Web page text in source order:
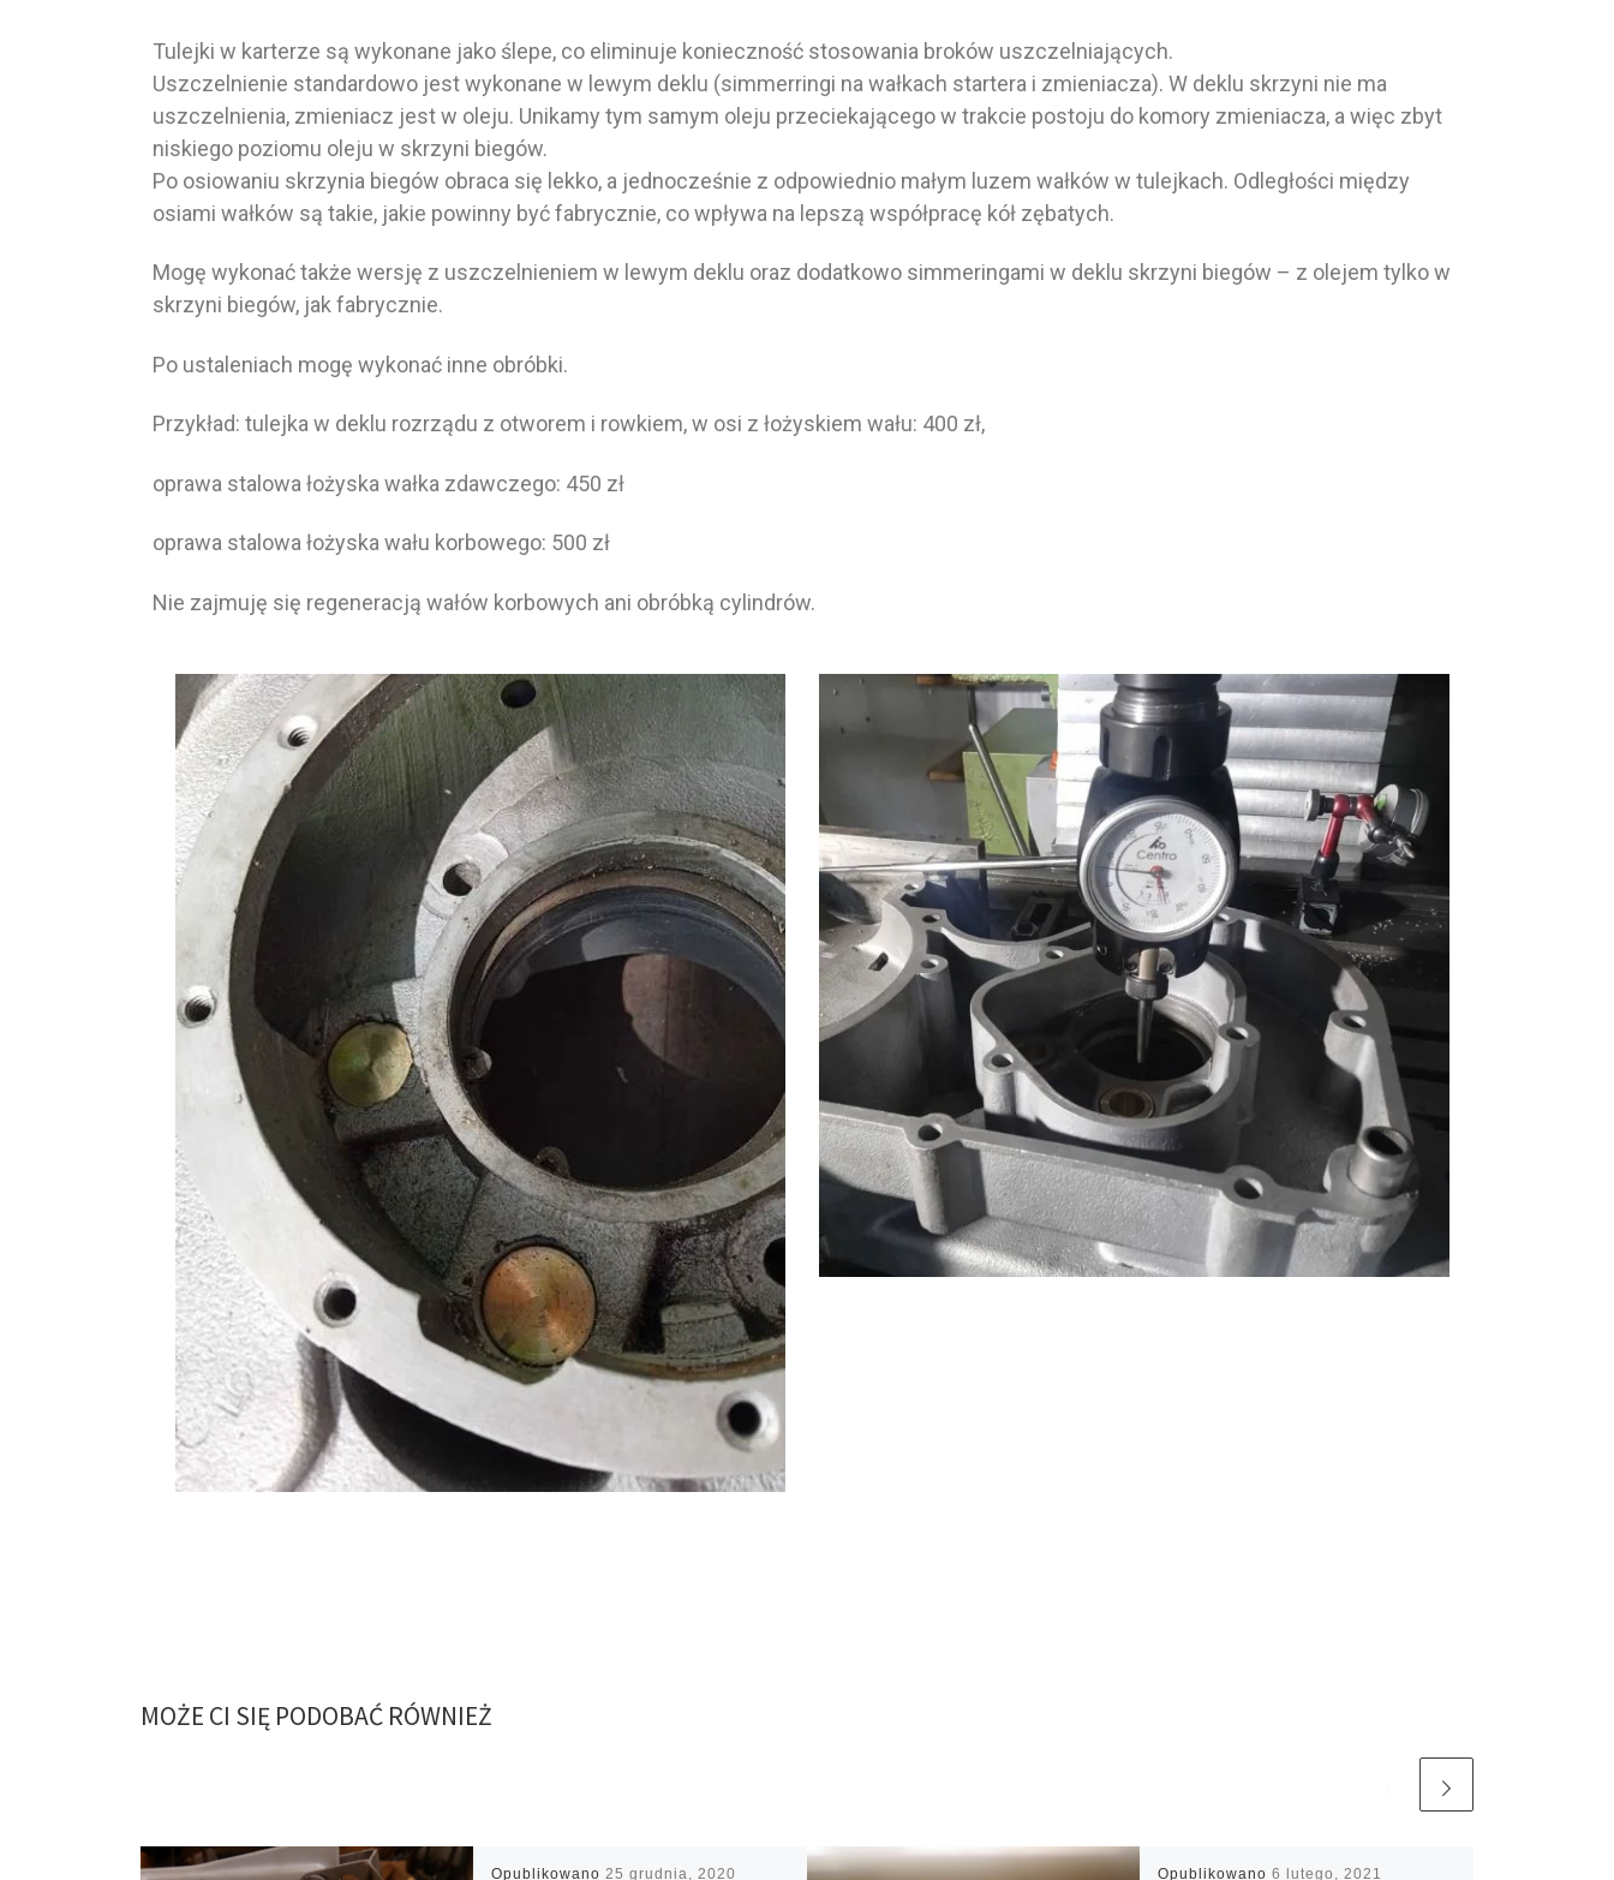
Tulejki w karterze są wykonane jako ślepe, co eliminuje konieczność stosowania broków uszczelniających.
Uszczelnienie standardowo jest wykonane w lewym deklu (simmerringi na wałkach startera i zmieniacza). W deklu skrzyni nie ma
uszczelnienia, zmieniacz jest w oleju. Unikamy tym samym oleju przeciekającego w trakcie postoju do komory zmieniacza, a więc zbyt
niskiego poziomu oleju w skrzyni biegów.
Po osiowaniu skrzynia biegów obraca się lekko, a jednocześnie z odpowiednio małym luzem wałków w tulejkach. Odległości między
osiami wałków są takie, jakie powinny być fabrycznie, co wpływa na lepszą współpracę kół zębatych.
Mogę wykonać także wersję z uszczelnieniem w lewym deklu oraz dodatkowo simmeringami w deklu skrzyni biegów – z olejem tylko w
skrzyni biegów, jak fabrycznie.
Po ustaleniach mogę wykonać inne obróbki.
Przykład: tulejka w deklu rozrządu z otworem i rowkiem, w osi z łożyskiem wału: 400 zł,
oprawa stalowa łożyska wałka zdawczego: 450 zł
oprawa stalowa łożyska wału korbowego: 500 zł
Nie zajmuję się regeneracją wałów korbowych ani obróbką cylindrów.
MOŻE CI SIĘ PODOBAĆ RÓWNIEŻ
Opublikowano 25 grudnia, 2020 Opublikowano 6 lutego, 2021